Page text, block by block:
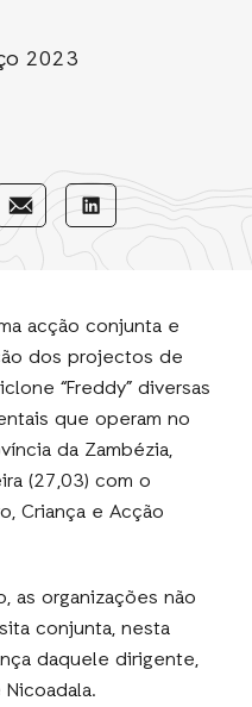
2023
Share
with
Share
with
acção conjunta e
dos projectos de
“Freddy” diversas
que operam no
da Zambézia,
(27,03) com o
Criança e Acção
as organizações não
conjunta, nesta
daquele dirigente,